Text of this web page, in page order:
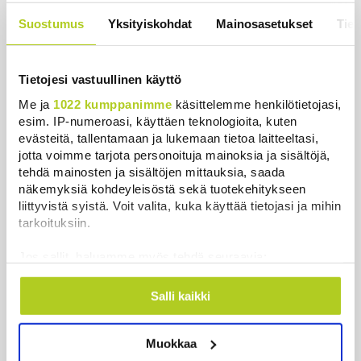
Suostumus Yksityiskohdat Mainosasetukset
Tietojesi vastuullinen käyttö
Me ja 1022 kumppanimme käsittelemme henkilötietojasi,
esim. IP-numeroasi, käyttäen teknologioita, kuten
evästeitä, tallentamaan ja lukemaan tietoa laitteeltasi,
jotta voimme tarjota personoituja mainoksia ja sisältöjä,
tehdä mainosten ja sisältöjen mittauksia, saada
näkemyksiä kohdeyleisöstä sekä tuotekehitykseen
liittyvistä syistä. Voit valita, kuka käyttää tietojasi ja mihin
tarkoituksiin.
Kerätä tietoja maantieteellisestä sijainnistasi,
mahdollisesti muutaman metrin tarkkuudella
ominaispiirteitä aktiivisesti (sormenjäljen
Salli kaikki
Muokkaa
suomalaistutkimus toi uutta tietoa
Uutiset
Uusimmat Luetuimmat